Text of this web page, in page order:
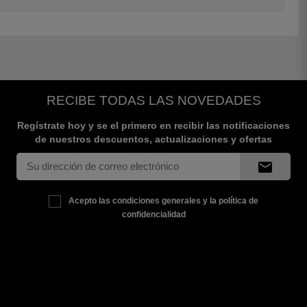
RECIBE TODAS LAS NOVEDADES
Regístrate hoy y se el primero en recibir las notificaciones
de nuestros descuentos, actualizaciones y ofertas
mail
Acepto las condiciones generales y la política de
confidencialidad